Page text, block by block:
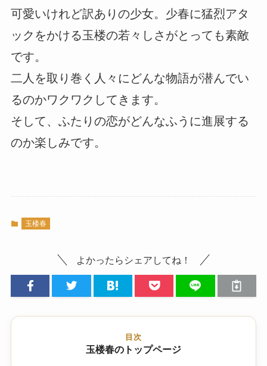
可愛いけれど訳ありの少女。少春に猛烈アタ
ックをかける玉楼の若々しさがとっても素敵
です。
二人を取り巻く人々にどんな物語が潜んでい
るのかワクワクしてきます。
そして、ふたりの恋がどんなふうに進展する
のか楽しみです。
玉楼春
よかったらシェアしてね！
目次
玉楼春のトップページ